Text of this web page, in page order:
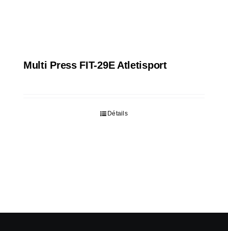
Multi Press FIT-29E Atletisport
Détails